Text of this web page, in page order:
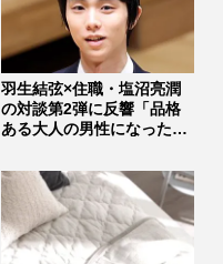
羽生結弦×住職・塩沼亮潤
の対談第2弾に反響「品格
ある大人の男性になった」